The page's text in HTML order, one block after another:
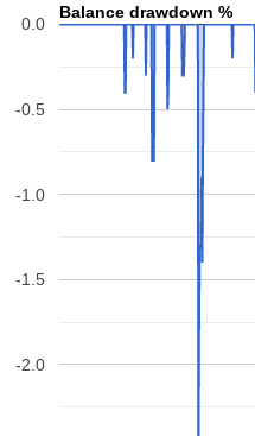
Balance drawdown %
-2.0
-1.5
-1.0
-0.5
0.0